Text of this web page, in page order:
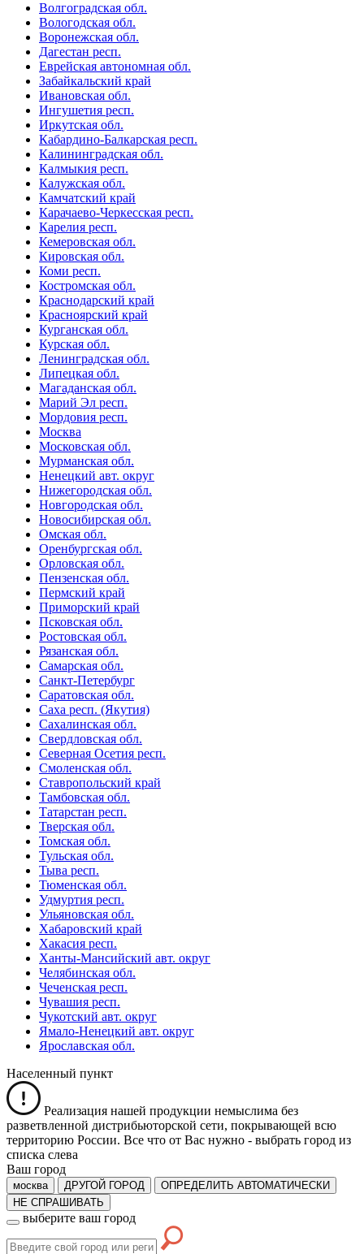
Волгоградская обл.
Вологодская обл.
Воронежская обл.
Дагестан респ.
Еврейская автономная обл.
Забайкальский край
Ивановская обл.
Ингушетия респ.
Иркутская обл.
Кабардино-Балкарская респ.
Калининградская обл.
Калмыкия респ.
Калужская обл.
Камчатский край
Карачаево-Черкесская респ.
Карелия респ.
Кемеровская обл.
Кировская обл.
Коми респ.
Костромская обл.
Краснодарский край
Красноярский край
Курганская обл.
Курская обл.
Ленинградская обл.
Липецкая обл.
Магаданская обл.
Марий Эл респ.
Мордовия респ.
Москва
Московская обл.
Мурманская обл.
Ненецкий авт. округ
Нижегородская обл.
Новгородская обл.
Новосибирская обл.
Омская обл.
Оренбургская обл.
Орловская обл.
Пензенская обл.
Пермский край
Приморский край
Псковская обл.
Ростовская обл.
Рязанская обл.
Самарская обл.
Санкт-Петербург
Саратовская обл.
Саха респ. (Якутия)
Сахалинская обл.
Свердловская обл.
Северная Осетия респ.
Смоленская обл.
Ставропольский край
Тамбовская обл.
Татарстан респ.
Тверская обл.
Томская обл.
Тульская обл.
Тыва респ.
Тюменская обл.
Удмуртия респ.
Ульяновская обл.
Хабаровский край
Хакасия респ.
Ханты-Мансийский авт. округ
Челябинская обл.
Чеченская респ.
Чувашия респ.
Чукотский авт. округ
Ямало-Ненецкий авт. округ
Ярославская обл.
Населенный пункт
Реализация нашей продукции немыслима без
разветвленной дистрибьюторской сети, покрывающей всю
территорию России. Все что от Вас нужно - выбрать город из
списка слева
Ваш город
москва ДРУГОЙ ГОРОД
ОПРЕДЕЛИТЬ АВТОМАТИЧЕСКИ
НЕ СПРАШИВАТЬ
выберите ваш город